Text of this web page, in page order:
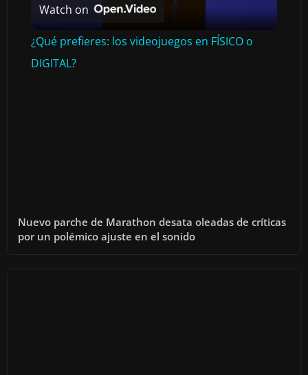
D
Watch on
¿Qué prefieres: los videojuegos en FÍSICO o
DIGITAL?
Nuevo parche de Marathon desata oleadas de críticas
por un polémico ajuste en el sonido